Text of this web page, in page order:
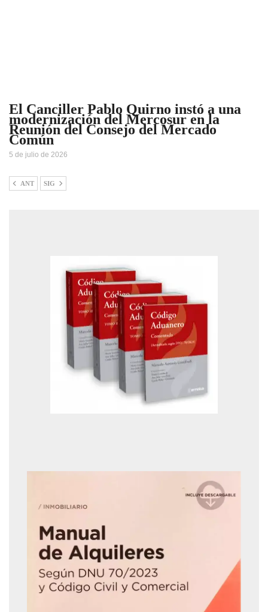
El Canciller Pablo Quirno instó a una
modernización del Mercosur en la
Reunión del Consejo del Mercado
Común
5 de julio de 2026
ANT SIG